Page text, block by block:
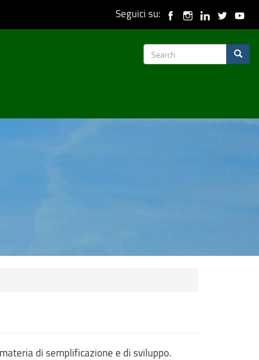
Seguici su:
Search
di semplificazione e di sviluppo.